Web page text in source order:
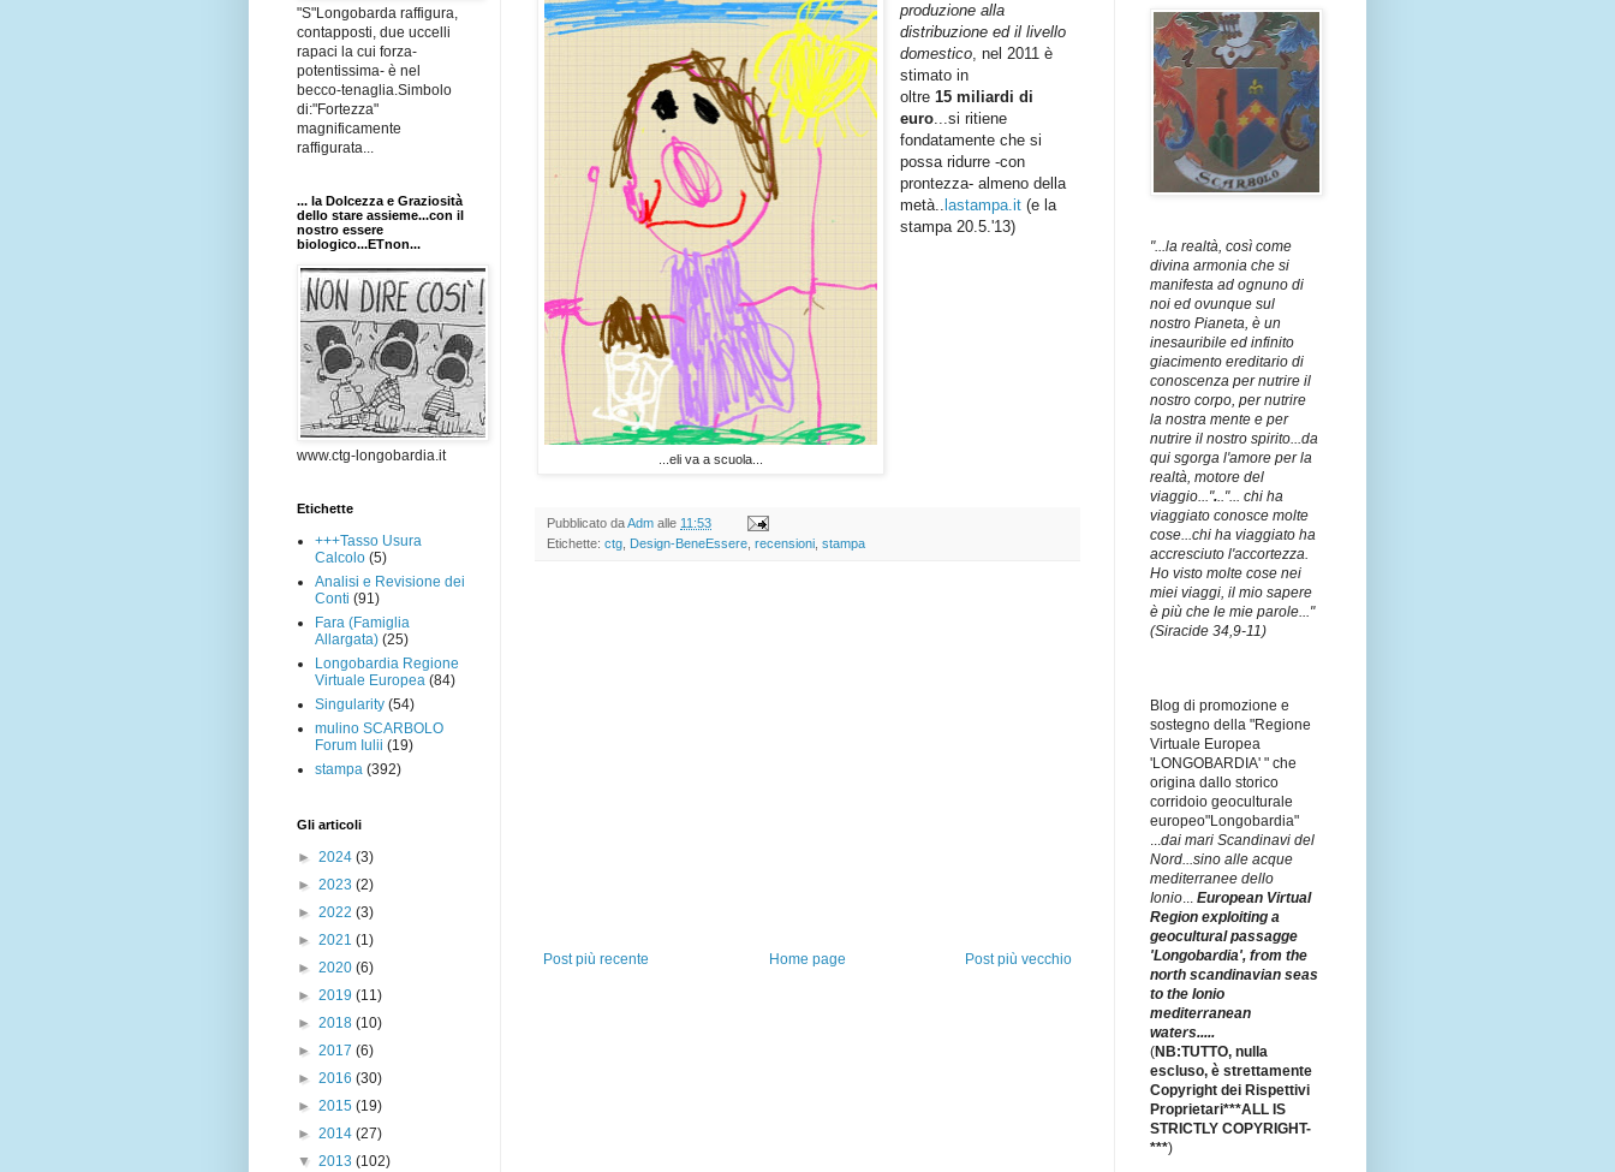
...eli va a scuola...
produzione alla
distribuzione ed il livello
domestico, nel 2011 è
stimato in
oltre15 miliardi di
euro...si ritiene
fondatamente che si
possa ridurre -con
prontezza- almeno della
metà.. lastampa.it (e la
stampa 20.5.'13)
Pubblicato daAdm alle 11:53
Etichette: ctg Design-BeneEssere recensioni stampa
Post più recente Post più vecchio
Home page
"S"Longobarda raffigura,
contapposti, due uccelli
rapaci la cui forza-
potentissima- è nel
becco-tenaglia.Simbolo
di:"Fortezza"
magnificamente
raffigurata...
... la Dolcezza e Graziosità
dello stare assieme...con il
nostro essere
biologico...ETnon...
www.ctg-longobardia.it
Etichette
+++Tasso Usura
Calcolo (5)
Analisi e Revisione dei
Conti (91)
Fara (Famiglia
Allargata) (25)
Longobardia Regione
Virtuale Europea (84)
Singularity (54)
mulino SCARBOLO
Forum Iulii (19)
stampa (392)
Gli articoli
► 2024 (3)
► 2023 (2)
► 2022 (3)
► 2021 (1)
► 2020 (6)
► 2019 (11)
► 2018 (10)
► 2017 (6)
► 2016 (30)
► 2015 (19)
► 2014 (27)
▼ 2013 (102)
"...la realtà, così come
divina armonia che si
manifesta ad ognuno di
noi ed ovunque sul
nostro Pianeta, è un
inesauribile ed infinito
giacimento ereditario di
conoscenza per nutrire il
nostro corpo, per nutrire
la nostra mente e per
nutrire il nostro spirito...da
qui sgorga l'amore per la
realtà, motore del
viaggio..."..."... chi ha
viaggiato conosce molte
cose...chi ha viaggiato ha
accresciuto l'accortezza.
Ho visto molte cose nei
miei viaggi, il mio sapere
è più che le mie parole..."
(Siracide 34,9-11)
Blog di promozione e
sostegno della "Regione
Virtuale Europea
'LONGOBARDIA' " che
origina dallo storico
corridoio geoculturale
europeo"Longobardia"
...dai mari Scandinavi del
Nord...sino alle acque
mediterranee dello
Ionio... European Virtual
Region exploiting a
geocultural passagge
'Longobardia', from the
north scandinavian seas
to the Ionio
mediterranean
waters.....
(NB:TUTTO, nulla
escluso, è strettamente
Copyright dei Rispettivi
Proprietari***ALL IS
STRICTLY COPYRIGHT-
***)